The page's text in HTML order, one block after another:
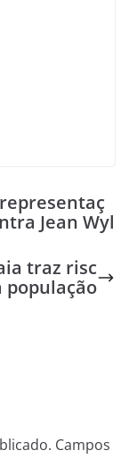
Jean Wyl
traz risc
população
Campos